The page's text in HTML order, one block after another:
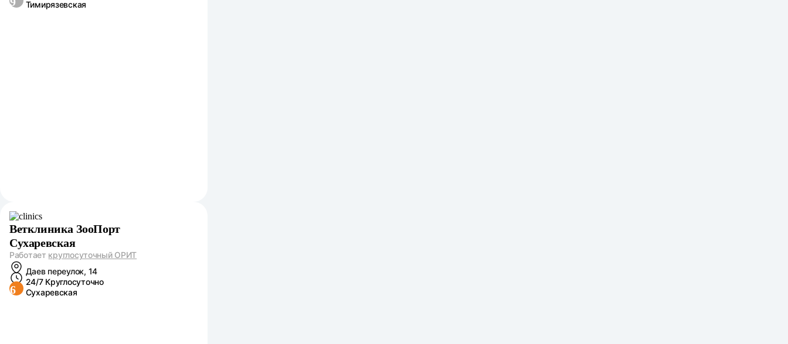
Тимирязевская
Ветклиника ЗооПорт
Сухаревская
Работает круглосуточный ОРИТ
Даев переулок, 14
24/7 Круглосуточно
6 Сухаревская